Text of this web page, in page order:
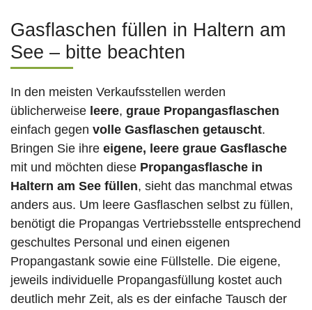
Gasflaschen füllen in Haltern am
See – bitte beachten
In den meisten Verkaufsstellen werden
üblicherweise leere, graue Propangasflaschen
einfach gegen volle Gasflaschen getauscht.
Bringen Sie ihre eigene, leere graue Gasflasche
mit und möchten diese Propangasflasche in
Haltern am See füllen, sieht das manchmal etwas
anders aus. Um leere Gasflaschen selbst zu füllen,
benötigt die Propangas Vertriebsstelle entsprechend
geschultes Personal und einen eigenen
Propangastank sowie eine Füllstelle. Die eigene,
jeweils individuelle Propangasfüllung kostet auch
deutlich mehr Zeit, als es der einfache Tausch der